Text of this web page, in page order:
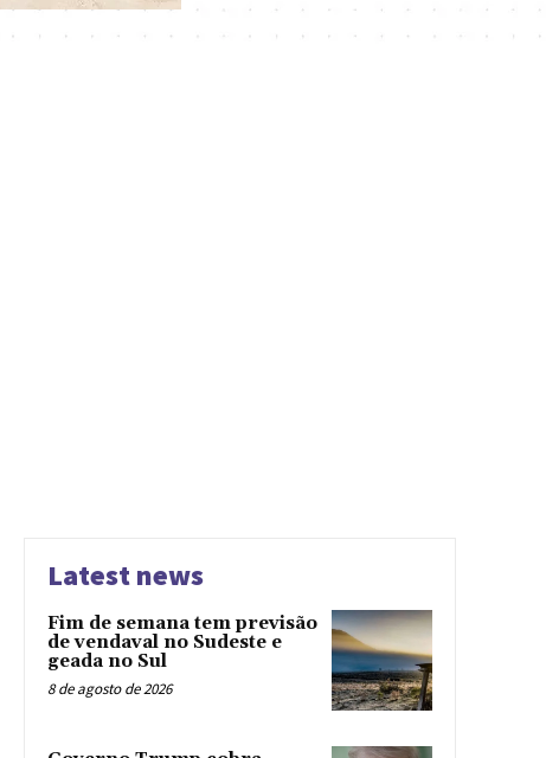
Latest news
Fim de semana tem previsão
de vendaval no Sudeste e
geada no Sul
8 de agosto de 2026